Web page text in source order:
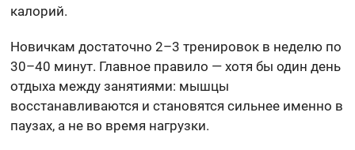
калорий.
Новичкам достаточно 2–3 тренировок в неделю по
30–40 минут. Главное правило — хотя бы один день
отдыха между занятиями: мышцы
восстанавливаются и становятся сильнее именно в
паузах, а не во время нагрузки.